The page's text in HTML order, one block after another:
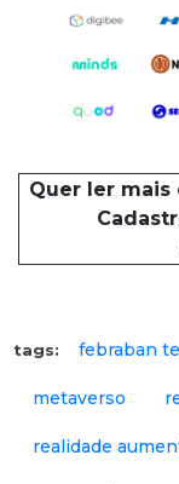
Quer ler
tags: febraban
metaverso
realidade